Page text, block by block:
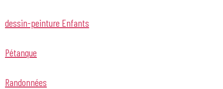
dessin-peinture Enfants
Pétanque
Randonnées